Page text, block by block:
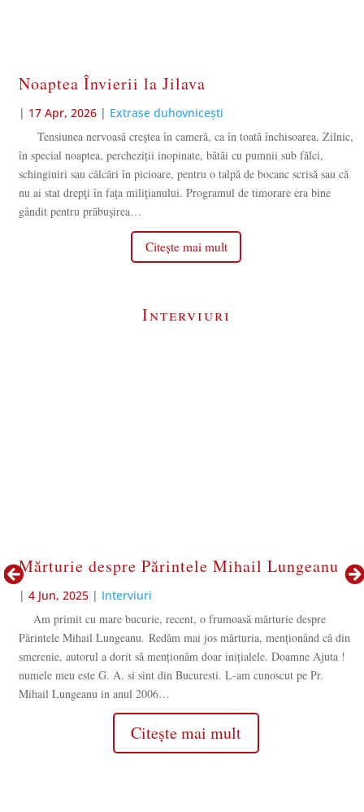
Noaptea Învierii la Jilava
| 17 Apr, 2026 | Extrase duhovnicești
Tensiunea nervoasă creştea în cameră, ca în toată închisoarea. Zilnic,
în special noaptea, percheziții inopinate, bătăi cu pumnii sub fălci,
schingiuiri sau călcări în picioare, pentru o talpă de bocanc scrisă sau că
nu ai stat drepţi în fața miliţianului. Programul de timorare era bine
gândit pentru prăbuşirea…
Citește mai mult
Interviuri
Mărturie despre Părintele Mihail Lungeanu
| 4 Jun, 2025 | Interviuri
Am primit cu mare bucurie, recent, o frumoasă mărturie despre
Părintele Mihail Lungeanu. Redăm mai jos mărturia, menționând că din
smerenie, autorul a dorit să menționăm doar inițialele. Doamne Ajuta !
numele meu este G. A. si sint din Bucuresti. L-am cunoscut pe Pr.
Mihail Lungeanu in anul 2006…
Citește mai mult